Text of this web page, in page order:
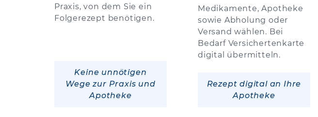
Praxis, von dem Sie ein
Folgerezept benötigen.
Keine unnötigen
Wege zur Praxis und
Apotheke
Medikamente, Apotheke
sowie Abholung oder
Versand wählen. Bei
Bedarf Versichertenkarte
digital übermitteln.
Rezept digital an Ihre
Apotheke